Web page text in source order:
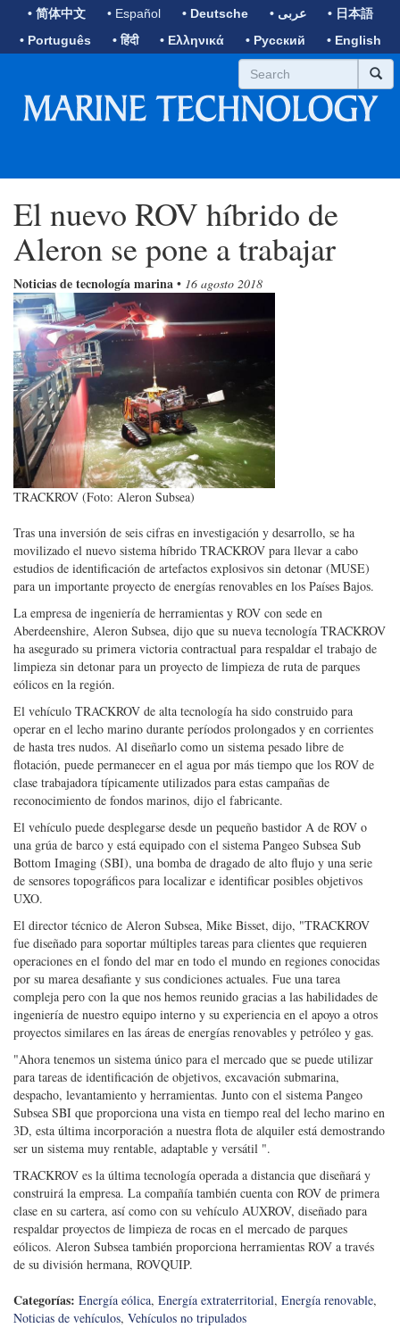
• 简体中文 • Español • Deutsche • عربى
• 日本語
• Português
• हिंदी • Ελληνικά • Русский • English
El nuevo ROV híbrido de
Aleron se pone a trabajar
Noticias de tecnología marina • 16 agosto 2018
TRACKROV (Foto: Aleron Subsea)
Tras una inversión de seis cifras en investigación y desarrollo, se ha
movilizado el nuevo sistema híbrido TRACKROV para llevar a cabo
estudios de identificación de artefactos explosivos sin detonar (MUSE)
para un importante proyecto de energías renovables en los Países Bajos.
La empresa de ingeniería de herramientas y ROV con sede en
Aberdeenshire, Aleron Subsea, dijo que su nueva tecnología TRACKROV
ha asegurado su primera victoria contractual para respaldar el trabajo de
limpieza sin detonar para un proyecto de limpieza de ruta de parques
eólicos en la región.
El vehículo TRACKROV de alta tecnología ha sido construido para
operar en el lecho marino durante períodos prolongados y en corrientes
de hasta tres nudos. Al diseñarlo como un sistema pesado libre de
flotación, puede permanecer en el agua por más tiempo que los ROV de
clase trabajadora típicamente utilizados para estas campañas de
reconocimiento de fondos marinos, dijo el fabricante.
El vehículo puede desplegarse desde un pequeño bastidor A de ROV o
una grúa de barco y está equipado con el sistema Pangeo Subsea Sub
Bottom Imaging (SBI), una bomba de dragado de alto flujo y una serie
de sensores topográficos para localizar e identificar posibles objetivos
UXO.
El director técnico de Aleron Subsea, Mike Bisset, dijo, "TRACKROV
fue diseñado para soportar múltiples tareas para clientes que requieren
operaciones en el fondo del mar en todo el mundo en regiones conocidas
por su marea desafiante y sus condiciones actuales. Fue una tarea
compleja pero con la que nos hemos reunido gracias a las habilidades de
ingeniería de nuestro equipo interno y su experiencia en el apoyo a otros
proyectos similares en las áreas de energías renovables y petróleo y gas.
"Ahora tenemos un sistema único para el mercado que se puede utilizar
para tareas de identificación de objetivos, excavación submarina,
despacho, levantamiento y herramientas. Junto con el sistema Pangeo
Subsea SBI que proporciona una vista en tiempo real del lecho marino en
3D, esta última incorporación a nuestra flota de alquiler está demostrando
ser un sistema muy rentable, adaptable y versátil ".
TRACKROV es la última tecnología operada a distancia que diseñará y
construirá la empresa. La compañía también cuenta con ROV de primera
clase en su cartera, así como con su vehículo AUXROV, diseñado para
respaldar proyectos de limpieza de rocas en el mercado de parques
eólicos. Aleron Subsea también proporciona herramientas ROV a través
de su división hermana, ROVQUIP.
Categorías: Energía eólica, Energía extraterritorial, Energía renovable,
Noticias de vehículos, Vehículos no tripulados